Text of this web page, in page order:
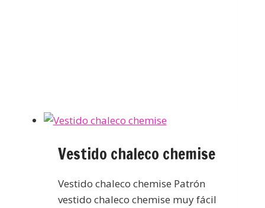
Vestido chaleco chemise
Vestido chaleco chemise Patrón
vestido chaleco chemise muy fácil